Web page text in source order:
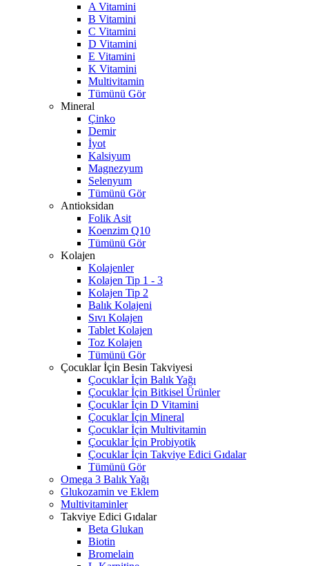
A Vitamini
B Vitamini
C Vitamini
D Vitamini
E Vitamini
K Vitamini
Multivitamin
Tümünü Gör
Mineral
Çinko
Demir
İyot
Kalsiyum
Magnezyum
Selenyum
Tümünü Gör
Antioksidan
Folik Asit
Koenzim Q10
Tümünü Gör
Kolajen
Kolajenler
Kolajen Tip 1 - 3
Kolajen Tip 2
Balık Kolajeni
Sıvı Kolajen
Tablet Kolajen
Toz Kolajen
Tümünü Gör
Çocuklar İçin Besin Takviyesi
Çocuklar İçin Balık Yağı
Çocuklar İçin Bitkisel Ürünler
Çocuklar İçin D Vitamini
Çocuklar İçin Mineral
Çocuklar İçin Multivitamin
Çocuklar İçin Probiyotik
Çocuklar İçin Takviye Edici Gıdalar
Tümünü Gör
Omega 3 Balık Yağı
Glukozamin ve Eklem
Multivitaminler
Takviye Edici Gıdalar
Beta Glukan
Biotin
Bromelain